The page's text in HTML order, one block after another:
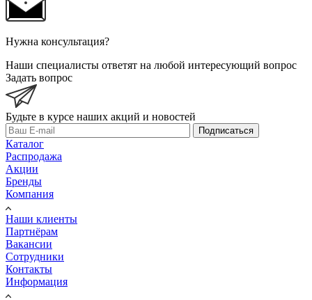
Нужна консультация?
Наши специалисты ответят на любой интересующий вопрос
Задать вопрос
Будьте в курсе наших акций и новостей
Подписаться
Каталог
Распродажа
Акции
Бренды
Компания
Наши клиенты
Партнёрам
Вакансии
Сотрудники
Контакты
Информация